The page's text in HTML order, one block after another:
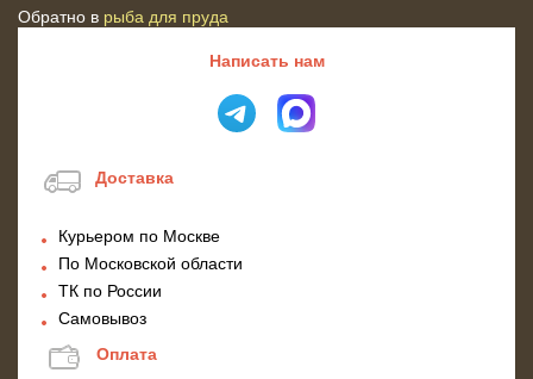
Обратно в рыба для пруда
Написать нам
Доставка
Курьером по Москве
По Московской области
ТК по России
Самовывоз
Оплата